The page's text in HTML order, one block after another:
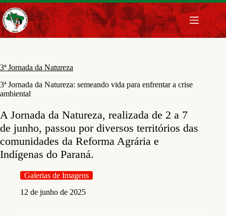
Pular
para
o
conteúdo
3ª Jornada da Natureza
3ª Jornada da Natureza: semeando vida para enfrentar a crise
ambiental
A Jornada da Natureza, realizada de 2 a 7
de junho, passou por diversos territórios das
comunidades da Reforma Agrária e
Indígenas do Paraná.
Galerias de Imagens
12 de junho de 2025